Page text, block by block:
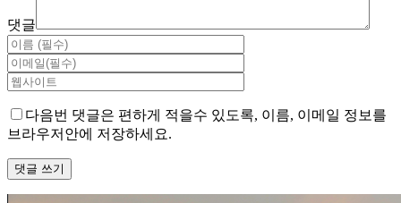
댓글
다음번 댓글은 편하게 적을수 있도록, 이름, 이메일 정보를
브라우저안에 저장하세요.